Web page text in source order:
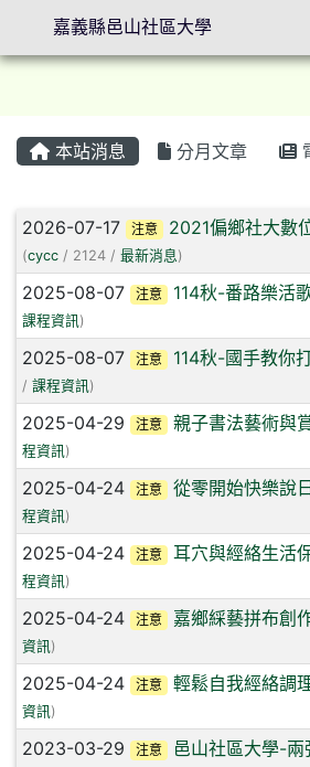
本站消息 分月文章
文章列表
2026-07-17 注意 2021偏鄉社大數
(cycc / 2124 / 最新消息)
2025-08-07 注意 114秋-番路樂活
課程資訊)
2025-08-07 注意 114秋-國手教你
/ 課程資訊)
2025-04-29 注意 親子書法藝術與
程資訊)
2025-04-24 注意 從零開始快樂說
程資訊)
2025-04-24 注意 耳穴與經絡生活
程資訊)
2025-04-24 注意 嘉鄉綵藝拼布創
資訊)
2025-04-24 注意 輕鬆自我經絡調
資訊)
2023-03-29 注意 邑山社區大學-
嘉義縣邑山社區大學